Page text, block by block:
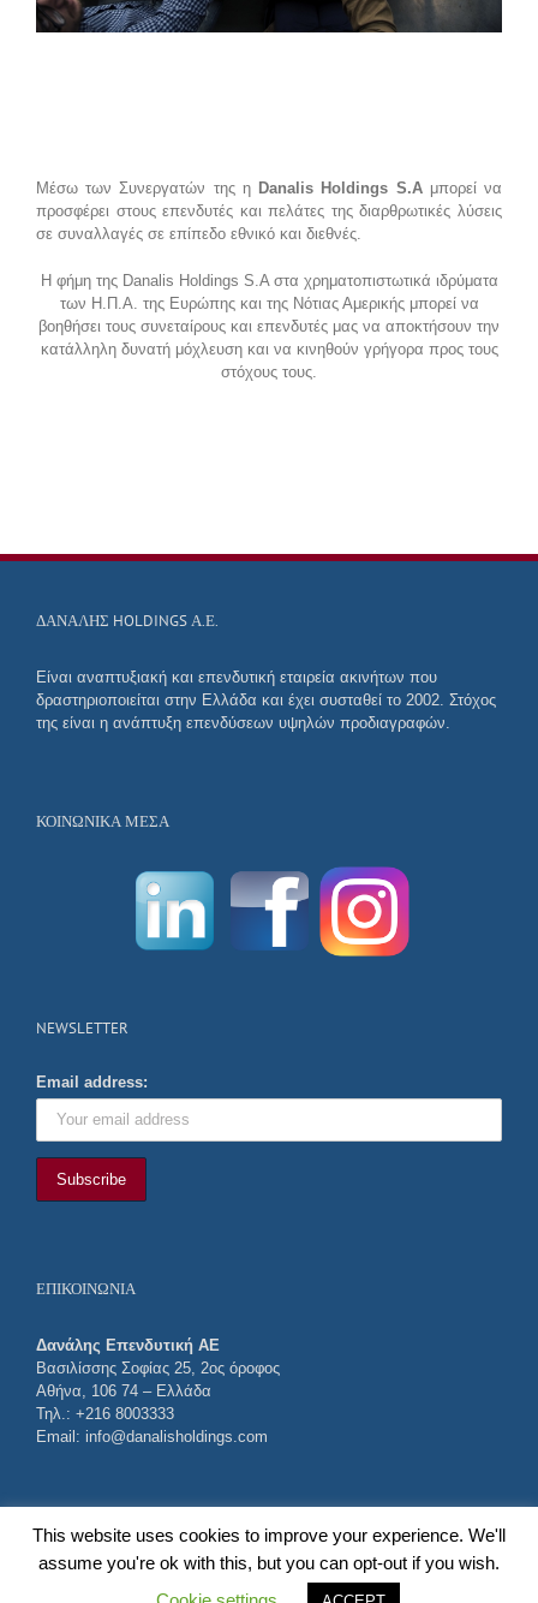
Μέσω των Συνεργατών της η Danalis Holdings S.Aμπορεί να
προσφέρει στους επενδυτές και πελάτες της διαρθρωτικές λύσεις
σε συναλλαγές σε επίπεδο εθνικό και διεθνές.
Η φήμη της Danalis Holdings S.A στα χρηματοπιστωτικά ιδρύματα
των Η.Π.Α. της Ευρώπης και της Νότιας Αμερικής μπορεί να
βοηθήσει τους συνεταίρους και επενδυτές μας να αποκτήσουν την
κατάλληλη δυνατή μόχλευση και να κινηθούν γρήγορα προς τους
στόχους τους.
ΔΑΝΑΛΗΣ HOLDINGS Α.Ε.
Είναι αναπτυξιακή και επενδυτική εταιρεία ακινήτων που
δραστηριοποιείται στην Ελλάδα και έχει συσταθεί το 2002. Στόχος
της είναι η ανάπτυξη επενδύσεων υψηλών προδιαγραφών.
ΚΟΙΝΩΝΙΚΆ ΜΈΣΑ
NEWSLETTER
Email address:
ΕΠΙΚΟΙΝΩΝΙΑ
Δανάλης Επενδυτική AE
Βασιλίσσης Σοφίας 25, 2ος όροφος
Αθήνα, 106 74 – Ελλάδα
Τηλ.: +216 8003333
Email: info@danalisholdings.com
This website uses cookies to improve your experience. We'll
assume you're ok with this, but you can opt-out if you wish.